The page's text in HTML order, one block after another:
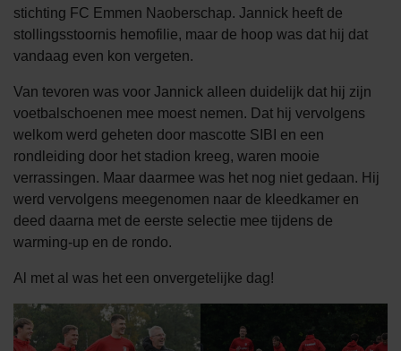
stichting FC Emmen Naoberschap. Jannick heeft de
stollingsstoornis hemofilie, maar de hoop was dat hij dat
vandaag even kon vergeten.
Van tevoren was voor Jannick alleen duidelijk dat hij zijn
voetbalschoenen mee moest nemen. Dat hij vervolgens
welkom werd geheten door mascotte SIBI en een
rondleiding door het stadion kreeg, waren mooie
verrassingen. Maar daarmee was het nog niet gedaan. Hij
werd vervolgens meegenomen naar de kleedkamer en
deed daarna met de eerste selectie mee tijdens de
warming-up en de rondo.
Al met al was het een onvergetelijke dag!